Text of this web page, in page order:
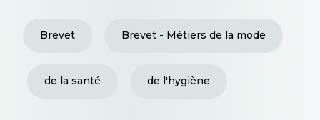
Brevet Brevet - Métiers de la mode
de la santé de l'hygiène